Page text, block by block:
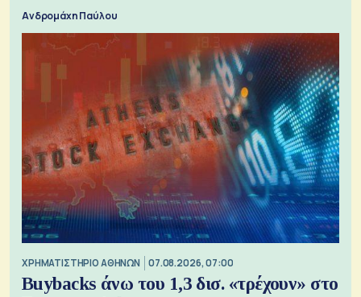
Ανδρομάχη Παύλου
XΡΗΜΑΤΙΣΤΗΡΙΟ ΑΘΗΝΩΝ 07.08.2026, 07:00
Buybacks άνω του 1,3 δισ. «τρέχουν» στο